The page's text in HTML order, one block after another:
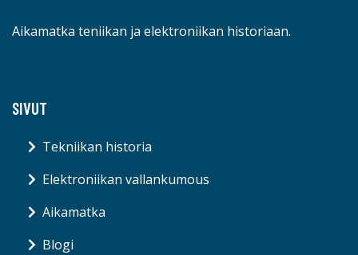
Aikamatka teniikan ja elektroniikan historiaan.
SIVUT
Tekniikan historia
Elektroniikan vallankumous
Aikamatka
Blogi